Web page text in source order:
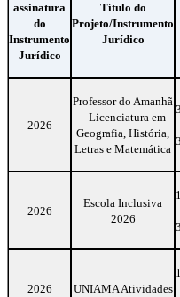
assinatura
do
Instrumento
Jurídico
Título do
Projeto/Instrumento
Jurídico
2026
Professor do Amanhã
– Licenciatura em
Geografia, História,
Letras e Matemática
2026
Escola Inclusiva
2026
2026 UNIAMA Atividades